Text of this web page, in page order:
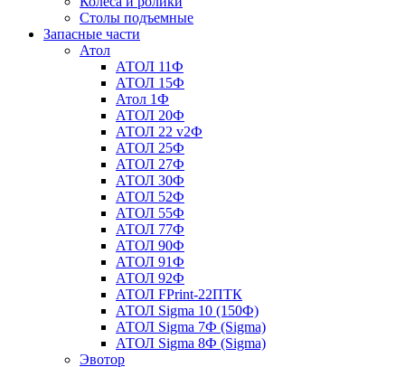
Столы подъемные
Запасные части
Атол
АТОЛ 11Ф
АТОЛ 15Ф
Атол 1Ф
АТОЛ 20Ф
АТОЛ 22 v2Ф
АТОЛ 25Ф
АТОЛ 27Ф
АТОЛ 30Ф
АТОЛ 52Ф
АТОЛ 55Ф
АТОЛ 77Ф
АТОЛ 90Ф
АТОЛ 91Ф
АТОЛ 92Ф
АТОЛ FPrint-22ПТК
АТОЛ Sigma 10 (150Ф)
АТОЛ Sigma 7Ф (Sigma)
АТОЛ Sigma 8Ф (Sigma)
Эвотор